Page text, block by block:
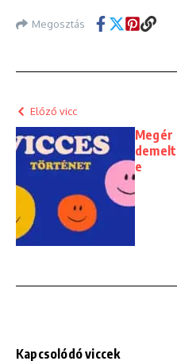
Megosztás
Előző vicc
Megér
demelt
e
Kapcsolódó viccek